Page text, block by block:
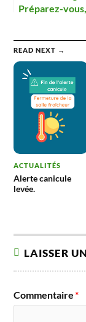
Préparez-vous,
READ NEXT →
ACTUALITÉS
Alerte canicule
levée.
LAISSER
Commentaire*